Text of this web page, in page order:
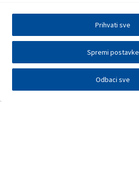
Odbaci sve
Spremi postavke
Prihvati sve